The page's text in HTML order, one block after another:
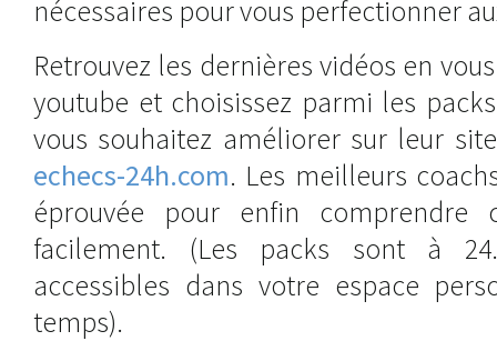
nécessaires pour vous perfectionner
Retrouvez les dernières vidéos en
youtube et choisissez parmi les
vous souhaitez améliorer sur leur
echecs-24h.com. Les meilleurs
éprouvée pour enfin comprendre
facilement. (Les packs sont à
accessibles dans votre espace
temps).